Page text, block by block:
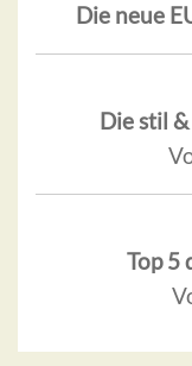
Die neue
Die stil
Top 5